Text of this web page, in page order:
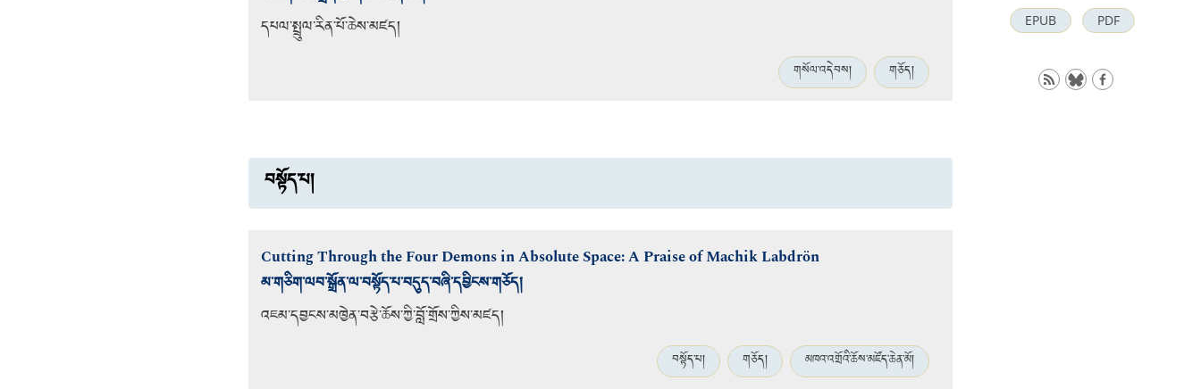
དཔལ་སྤྲུལ་རིན་པོ་ཆེས་མཛད།
གསོལ་འདེབས། གཅོད།
བསྟོད་པ།
Cutting Through the Four Demons in Absolute Space: A Praise of Machik Labdrön
མ་གཅིག་ལབ་སྒྲོན་ལ་བསྟོད་པ་བདུད་བཞི་དབྱིངས་གཅོད།
འཇམ་དབྱངས་མཁྱེན་བརྩེ་ཆོས་ཀྱི་བློ་གྲོས་ཀྱིས་མཛད།
བསྟོད་པ། གཅོད། མཁའ་འགྲོའི་ཆོས་མཛོད་ཆེན་མོ།
EPUB PDF